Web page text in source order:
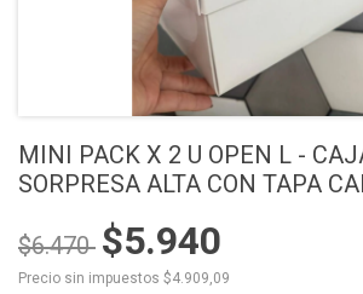
MINI PACK X 2 U OPEN L -
SORPRESA ALTA CON TAPA
$6.470 $5.940
Precio sin impuestos $4.909,09